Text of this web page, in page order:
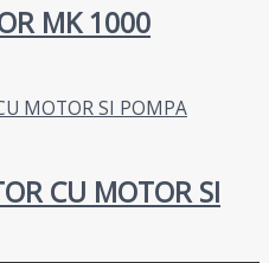
MK 1000
CU MOTOR SI